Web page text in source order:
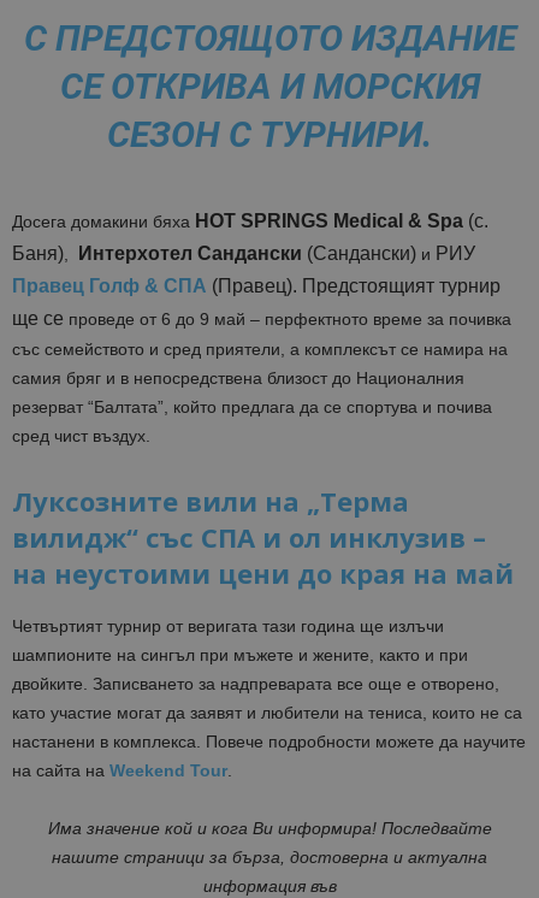
С ПРЕДСТОЯЩОТО ИЗДАНИЕ
СЕ ОТКРИВА И МОРСКИЯ
СЕЗОН C ТУРНИРИ.
Досега домакини бяха HOT SPRINGS Medical & Spa (с.
Баня), Интерхотел Сандански (Сандански) и РИУ
Правец Голф & СПА (Правец). Предстоящият турнир
ще се проведе от 6 до 9 май – перфектното време за почивка
със семейството и сред приятели, а комплексът се намира на
самия бряг и в непосредствена близост до Националния
резерват “Балтата”, който предлага да се спортува и почива
сред чист въздух.
Луксозните вили на „Терма
вилидж“ със СПА и ол инклузив –
на неустоими цени до края на май
Четвъртият турнир от веригата тази година ще излъчи
шампионите на сингъл при мъжете и жените, както и при
двойките. Записването за надпреварата все още е отворено,
като участие могат да заявят и любители на тениса, които не са
настанени в комплекса. Повече подробности можете да научите
на сайта на Weekend Tour.
Има значение кой и кога Ви информира! Последвайте
нашите страници за бърза, достоверна и актуална
информация във